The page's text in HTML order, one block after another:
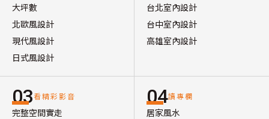
大坪數
北歐風設計
現代風設計
日式風設計
台北室內設計
台中室內設計
高雄室內設計
03看精彩影音
完整空間實走
04讀專欄
居家風水